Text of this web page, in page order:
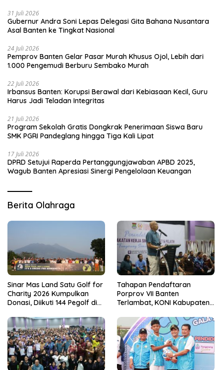
31 Juli 2026
Gubernur Andra Soni Lepas Delegasi Gita Bahana Nusantara
Asal Banten ke Tingkat Nasional
24 Juli 2026
Pemprov Banten Gelar Pasar Murah Khusus Ojol, Lebih dari
1.000 Pengemudi Berburu Sembako Murah
22 Juli 2026
Irbansus Banten: Korupsi Berawal dari Kebiasaan Kecil, Guru
Harus Jadi Teladan Integritas
21 Juli 2026
Program Sekolah Gratis Dongkrak Penerimaan Siswa Baru
SMK PGRI Pandeglang hingga Tiga Kali Lipat
17 Juli 2026
DPRD Setujui Raperda Pertanggungjawaban APBD 2025,
Wagub Banten Apresiasi Sinergi Pengelolaan Keuangan
Berita Olahraga
Sinar Mas Land Satu Golf for
Charity 2026 Kumpulkan
Donasi, Diikuti 144 Pegolf di
Tahapan Pendaftaran
Porprov VII Banten
Terlambat, KONI Kabupaten
Kesiapan Panitia